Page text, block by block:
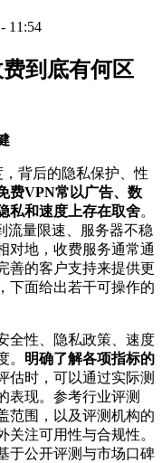
11:54
到底有何区
背后的隐私保护、性
费VPN常以广告、数
私和速度上存在取舍。
流量限速、服务器不稳
对地，收费服务通常通
善的客户支持来提供更
下面给出若干可操作的
全性、隐私政策、速度
。 明确了解各项指标的
估时，可以通过实际测
表现。参考行业评测
范围，以及评测机构的
注可用性与合规性。
于公开评测与市场口碑